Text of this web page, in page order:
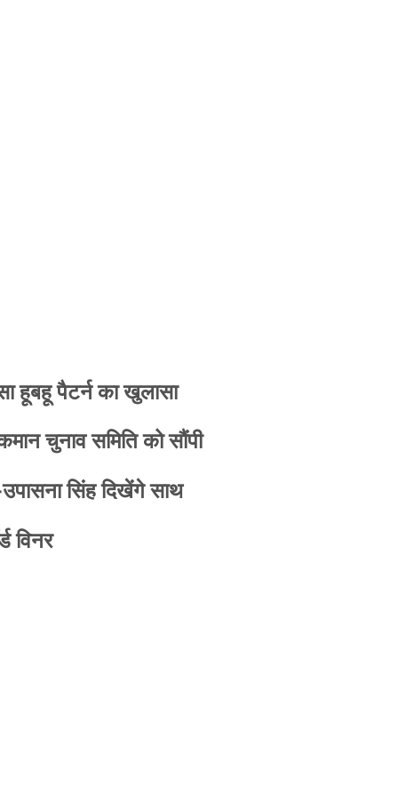
हूबहू पैटर्न का खुलासा
चुनाव समिति को सौंपी
उपासना सिंह दिखेंगे साथ
विनर